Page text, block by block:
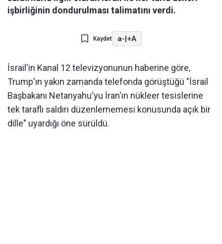
işbirliğinin dondurulması talimatını verdi.
Kaydet a-|+A
İsrail'in Kanal 12 televizyonunun haberine göre,
Trump'ın yakın zamanda telefonda görüştüğü "İsrail
Başbakanı Netanyahu'yu İran'ın nükleer tesislerine
tek taraflı saldırı düzenlememesi konusunda açık bir
dille" uyardığı öne sürüldü.